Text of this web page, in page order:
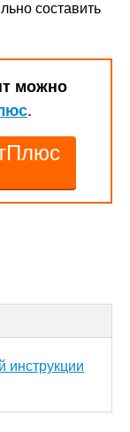
составить
можно
.
инструкции